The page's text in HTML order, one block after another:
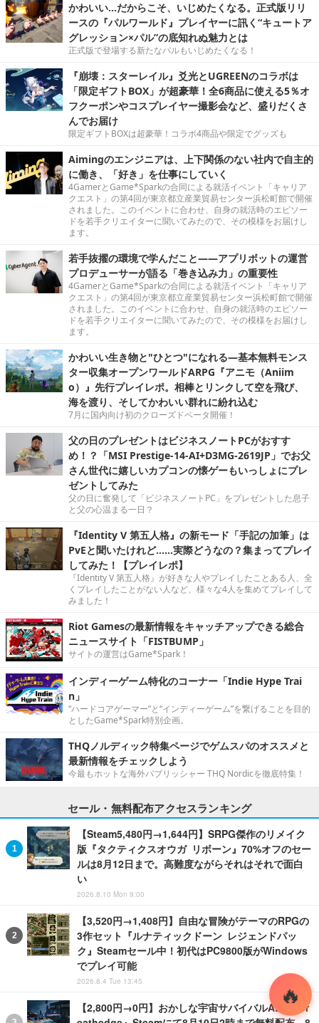
かわいい…だからこそ、いじめたくなる。正式版リリ
ースの『パルワールド』プレイヤーに訊く“キュートア
グレッション×パル”の底知れぬ魅力とは
正式版で登場する新たなパルもいじめたくなる！
『崩壊：スターレイル』爻光とUGREENのコラボは
「限定ギフトBOX」が超豪華！全6商品に使える5％オ
フクーポンやコスプレイヤー撮影会など、盛りだくさ
んでお届け
限定ギフトBOXは超豪華！コラボ4商品や限定でグッズも
Aimingのエンジニアは、上下関係のない社内で自主的
に働き、「好き」を仕事にしていく
4GamerとGame*Sparkの合同による就活イベント「キャリア
クエスト」の第4回が東京都立産業貿易センター浜松町館で開催
されました。このイベントに合わせ、自身の就活時のエピソー
ドを若手クリエイターに聞いてみたので、その模様をお届けし
ます。
若手抜擢の環境で学んだこと――アプリボットの運営
プロデューサーが語る「巻き込み力」の重要性
4GamerとGame*Sparkの合同による就活イベント「キャリア
クエスト」の第4回が東京都立産業貿易センター浜松町館で開催
されました。このイベントに合わせ、自身の就活時のエピソー
ドを若手クリエイターに聞いてみたので、その模様をお届けし
ます。
かわいい生き物と"ひとつ"になれる―基本無料モンス
ター収集オープンワールドARPG『アニモ（Aniim
o）』先行プレイレポ。相棒とリンクして空を飛び、
海を渡り、そしてかわいい群れに紛れ込む
7月に国内向け初のクローズドベータ開催！
父の日のプレゼントはビジネスノートPCがおすす
め！？「MSI Prestige-14-AI+D3MG-2619JP」でお父
さん世代に嬉しいカプコンの懐ゲーもいっしょにプレ
ゼントしてみた
父の日に奮発して「ビジネスノートPC」をプレゼントした息子
と父の心温まる一日？
『Identity V 第五人格』の新モード「手記の加筆」は
PvEと聞いたけれど……実際どうなの？集まってプレイ
してみた！【プレイレポ】
『Identity V 第五人格』が好きな人やプレイしたことある人、全
くプレイしたことがない人など、様々な4人を集めてプレイして
みました！
Riot Gamesの最新情報をキャッチアップできる総合
ニュースサイト「FISTBUMP」
サイトの運営はGame*Spark！
インディーゲーム特化のコーナー「Indie Hype Trai
n」
“ハードコアゲーマー”と“インディーゲーム”を繋げることを目的
としたGame*Spark特別企画。
THQノルディック特集ページでゲムスパのオススメと
最新情報をチェックしよう
今最もホットな海外パブリッシャー THQ Nordicを徹底特集！
セール・無料配布アクセスランキング
【Steam5,480円→1,644円】SRPG傑作のリメイク
版『タクティクスオウガ リボーン』70%オフのセー
ルは8月12日まで。高難度ながらそれはそれで面白
い
2026.8.10 Mon 9:00
【3,520円→1,408円】自由な冒険がテーマのRPGの
3作セット『ルナティックドーン レジェンドパッ
ク』Steamセール中！初代はPC9800版がWindows
でプレイ可能
2026.8.4 Tue 13:45
【2,800円→0円】おかしな宇宙サバイバルADV『Br